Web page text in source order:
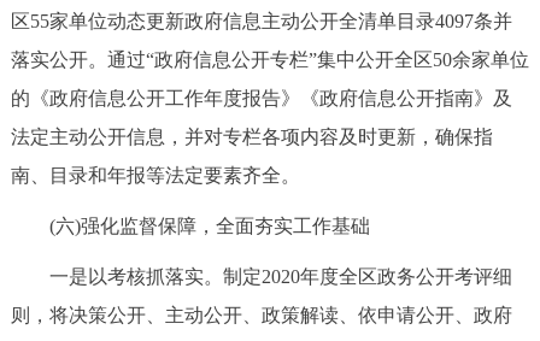
区55家单位动态更新政府信息主动公开全清单目录4097条并
落实公开。通过“政府信息公开专栏”集中公开全区50余家单位
的《政府信息公开工作年度报告》《政府信息公开指南》及
法定主动公开信息，并对专栏各项内容及时更新，确保指
南、目录和年报等法定要素齐全。
(六)强化监督保障，全面夯实工作基础
一是以考核抓落实。制定2020年度全区政务公开考评细
则，将决策公开、主动公开、政策解读、依申请公开、政府